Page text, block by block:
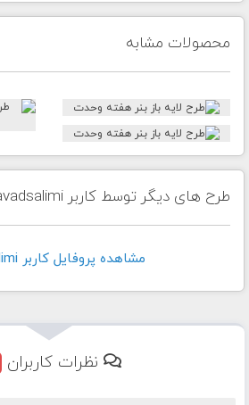
محصولات مشابه
طرح های دیگر توسط کاربر javadsalimi
مشاهده پروفايل کاربر javadsalimi
نظرات کاربران